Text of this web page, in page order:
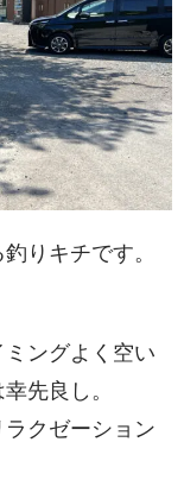
りキチです。
ングよく空い
先良し。
クゼーション